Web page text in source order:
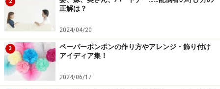
一般常識にとらわれていない、たとえば子どもや外国人
の目から見たとき、
連想させることは、理解しておきたいものです。そう知
ることで、自分の子どもに「お父さんは、お母さんの"主
人"である」と思わせたくないという人も、きっと出てく
るでしょう。
2
正解は？
2024/04/20
3
ペーパーポンポンの作り方やアレンジ・飾り付け
アイディア集！
2024/06/17